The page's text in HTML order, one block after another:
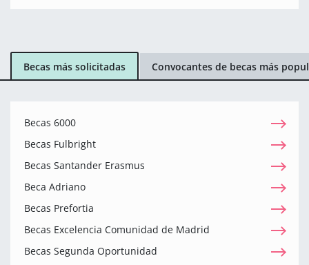
Becas más solicitadas Convocantes de becas más
Becas 6000
Becas Fulbright
Becas Santander Erasmus
Beca Adriano
Becas Prefortia
Becas Excelencia Comunidad de Madrid
Becas Segunda Oportunidad